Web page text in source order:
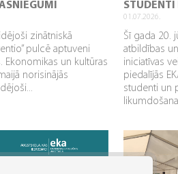
zinātniskā
pulcē aptuveni
Ekonomikas un kultūras
norisinājās
01.07.2026.
Šī gada 20.
atbildības
iniciatīvas
piedalījās
studenti un